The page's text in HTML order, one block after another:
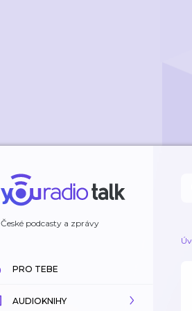
České podcasty a zprávy
PRO TEBE
AUDIOKNIHY